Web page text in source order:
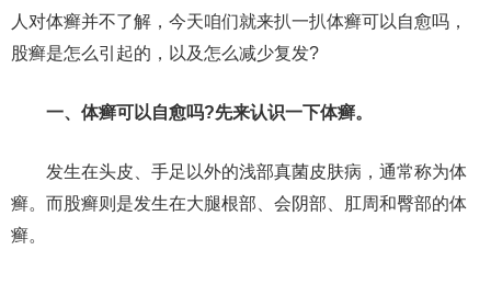
人对体癣并不了解，今天咱们就来扒一扒体癣可以自愈吗，
股癣是怎么引起的，以及怎么减少复发?
一、体癣可以自愈吗?先来认识一下体癣。
发生在头皮、手足以外的浅部真菌皮肤病，通常称为体
癣。而股癣则是发生在大腿根部、会阴部、肛周和臀部的体
癣。